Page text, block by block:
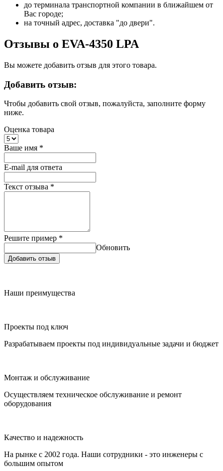
до терминала транспортной компании в ближайшем от
Вас городе;
на точный адрес, доставка "до двери".
Отзывы о EVA-4350 LPA
Вы можете добавить отзыв для этого товара.
Добавить отзыв:
Чтобы добавить свой отзыв, пожалуйста, заполните форму
ниже.
Оценка товара
Ваше имя *
E-mail для ответа
Текст отзыва *
Решите пример *
Обновить
Добавить отзыв
Наши преимущества
Проекты под ключ
Разрабатываем проекты под индивидуальные задачи и бюджет
Монтаж и обслуживание
Осуществляем техническое обслуживание и ремонт
оборудования
Качество и надежность
На рынке с 2002 года. Наши сотрудники - это инженеры с
большим опытом